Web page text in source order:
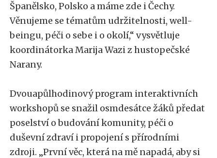
Španělsko, Polsko a máme zde i Čechy.
Věnujeme se tématům udržitelnosti, well-
beingu, péči o sebe i o okolí,“ vysvětluje
koordinátorka Marija Wazi z hustopečské
Narany.
Dvouapůlhodinový program interaktivních
workshopů se snažil osmdesátce žáků předat
poselství o budování komunity, péči o
duševní zdraví i propojení s přírodními
zdroji. „První věc, která na mě napadá, aby si